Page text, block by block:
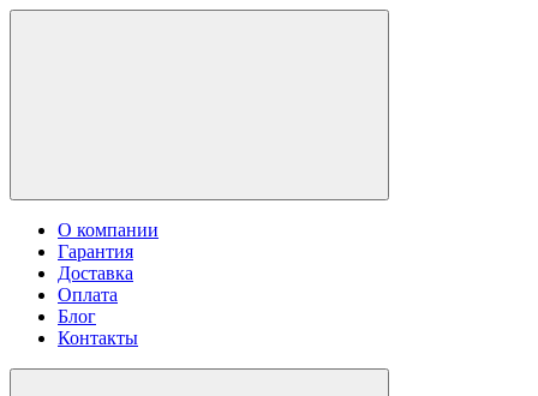
О компании
Гарантия
Доставка
Оплата
Блог
Контакты